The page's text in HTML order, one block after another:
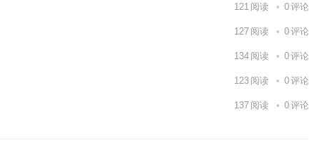
121 阅读 0评论
127 阅读 0评论
134 阅读 0评论
123 阅读 0评论
137 阅读 0评论